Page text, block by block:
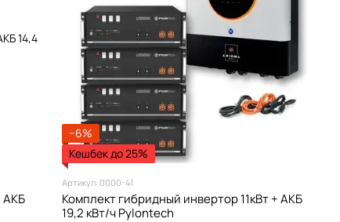
АКБ
−6%
Кешбек до 25%
Артикул: 0000-41
Комплект гибридный инвертор 11кВт + АКБ
19,2 кВт/ч Pylontech